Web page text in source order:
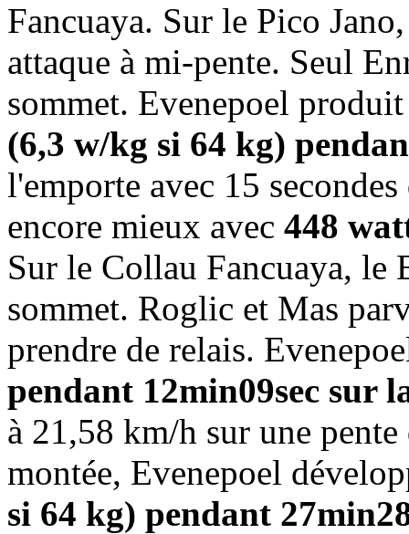
Fancuaya. Sur le Pico
attaque à mi-pente. Seul
sommet. Evenepoel
(6,3 w/kg si 64 kg)
l'emporte avec 15
encore mieux avec 448
Sur le Collau Fancuaya, le
sommet. Roglic et Mas
prendre de relais.
pendant 12min09sec sur
à 21,58 km/h sur une
montée, Evenepoel
si 64 kg) pendant